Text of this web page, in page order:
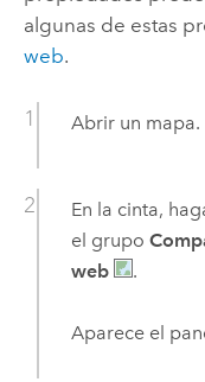
algunas de estas
web.
Abrir un mapa.
En la cinta,
el grupo
web
.
Aparece el